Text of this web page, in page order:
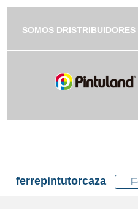
vitae, vulputate
leo et rhoncus
accumsan elit,
congue.
risus diam,
SOMOS
ferrepintutorcaza